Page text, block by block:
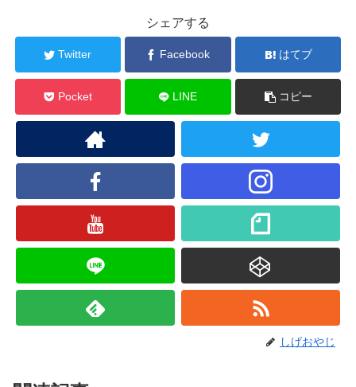
シェアする
Twitter Facebook はてブ
Pocket LINE コピー
しげおやじ